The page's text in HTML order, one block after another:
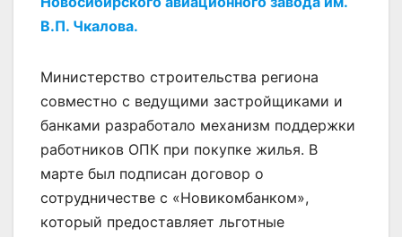
В.П. Чкалова.
Министерство строительства региона
совместно с ведущими застройщиками и
банками разработало механизм поддержки
работников ОПК при покупке жилья. В
марте был подписан договор о
сотрудничестве с «Новикомбанком»,
который предоставляет льготные